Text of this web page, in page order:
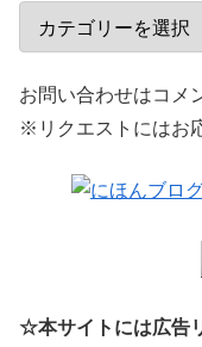
お問い合わせはコメ
※リクエストにはお
☆本サイトには広告